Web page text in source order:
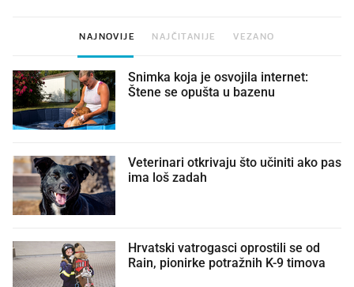
NAJNOVIJE NAJČITANIJE VEZANO
Snimka koja je osvojila internet:
Štene se opušta u bazenu
Veterinari otkrivaju što učiniti ako pas
ima loš zadah
Hrvatski vatrogasci oprostili se od
Rain, pionirke potražnih K-9 timova